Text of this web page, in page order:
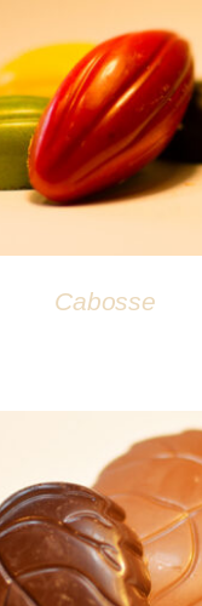
DÉTAILS
Cabosse
DÉTAILS